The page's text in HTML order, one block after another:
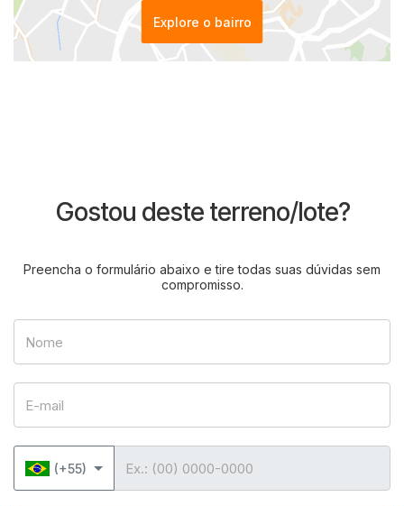
Explore o bairro
Gostou deste terreno/lote?
Preencha o formulário abaixo e tire todas suas dúvidas sem
compromisso.
(+55)